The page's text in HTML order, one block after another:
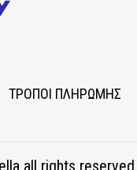
ΤΡΟΠΟΙ ΠΛΗΡΩΜΗΣ
all rights reserved.